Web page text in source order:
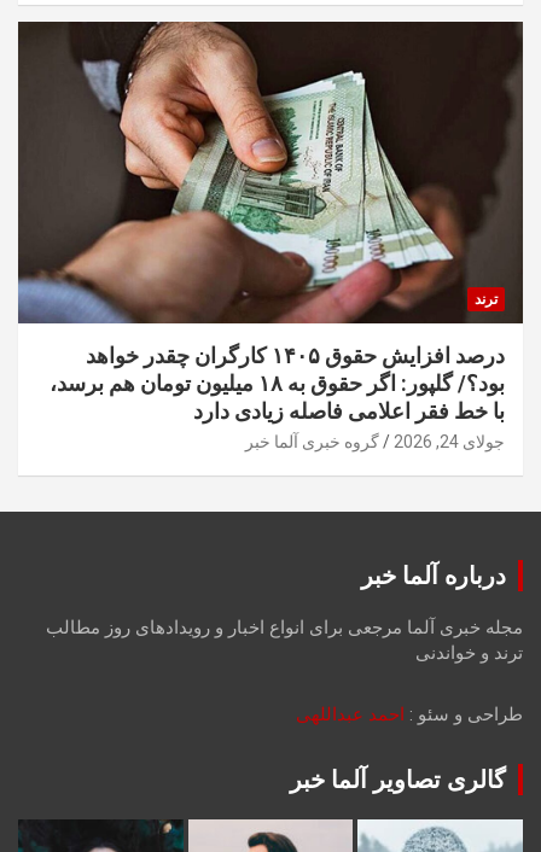
ترند
درصد افزایش حقوق ۱۴۰۵ کارگران چقدر خواهد
بود؟/ گلپور: اگر حقوق به ۱۸ میلیون تومان هم برسد،
با خط فقر اعلامی فاصله زیادی دارد
جولای 24, 2026 گروه خبری آلما خبر
درباره آلما خبر
مجله خبری آلما مرجعی برای انواع اخبار و رویدادهای روز مطالب
ترند و خواندنی
طراحی و سئو : احمد عبداللهی
گالری تصاویر آلما خبر